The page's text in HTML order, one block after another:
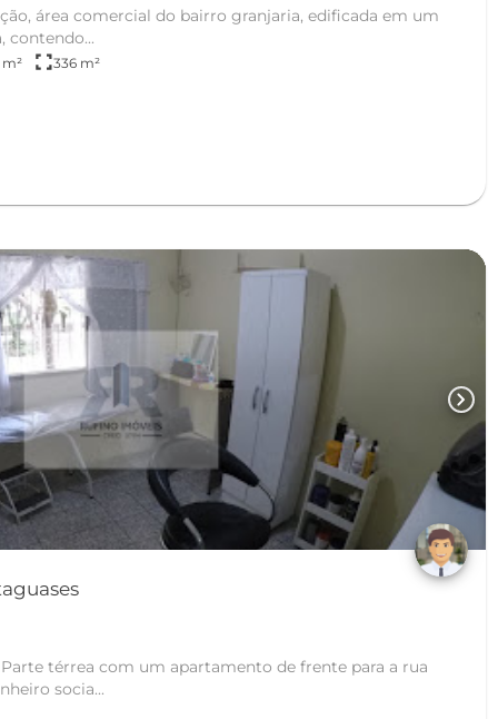
área comercial do bairro granjaria, edificada em um
contendo...
m² fullscreen336 m²
chevron_right
- Cataguases
térrea com um apartamento de frente para a rua
socia...